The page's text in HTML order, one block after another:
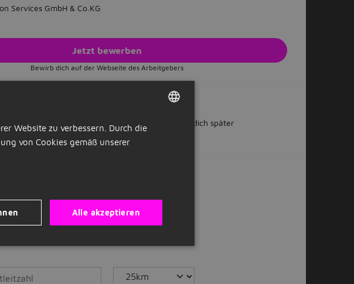
Services GmbH & Co.KG
Jetzt bewerben
Bewirb dich auf der Webseite des Arbeitgebers
Stellenangebot teilen Oder bewirb dich später
Präferenzen
DUTCH
Website zu verbessern. Durch die
von Cookies gemäß unserer
Alle akzeptieren